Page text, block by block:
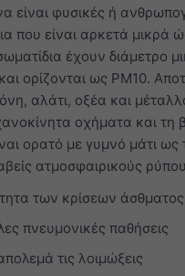
είναι φυσικές ή
που είναι αρκετά μικρά
έχουν διάμετρο
ορίζονται ως PM10.
αλάτι, οξέα και
οχήματα και τη
ορατό με γυμνό μάτι ως
ατμοσφαιρικούς
των κρίσεων άσθματος
πνευμονικές παθήσεις
τις λοιμώξεις